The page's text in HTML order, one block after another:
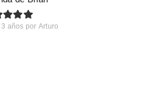
años por Arturo